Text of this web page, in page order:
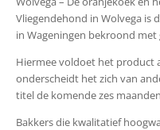
Vliegendehond in Wolvega is
in Wageningen bekroond met
Hiermee voldoet het product
onderscheidt het zich van
titel de komende zes
Bakkers die kwalitatief